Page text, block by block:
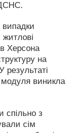
випадки
житлові
Херсона
на
результаті
модуля виникла
спільно з
сім